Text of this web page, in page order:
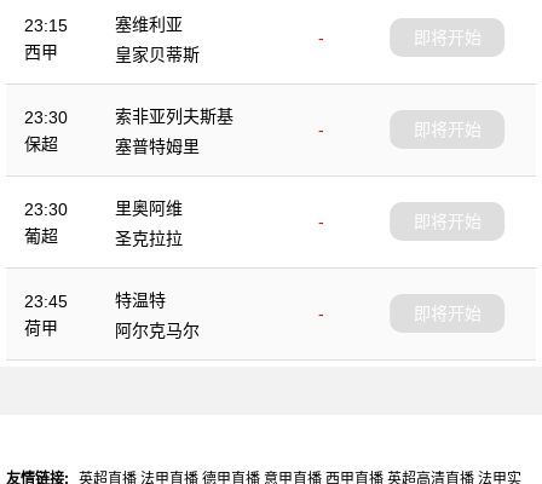
23:15
西甲
塞维利亚
-
皇家贝蒂斯
即将开始
23:30
保超
索非亚列夫斯基
-
塞普特姆里
即将开始
23:30
葡超
里奥阿维
-
圣克拉拉
即将开始
23:45
荷甲
特温特
-
阿尔克马尔
即将开始
友情链接: 英超直播 法甲直播 德甲直播 意甲直播 西甲直播 英超高清直播 法甲实